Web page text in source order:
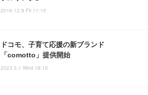
2016.12.9 Fri 11:15
ドコモ、子育て応援の新ブランド
「comotto」提供開始
2023.3.1 Wed 18:15